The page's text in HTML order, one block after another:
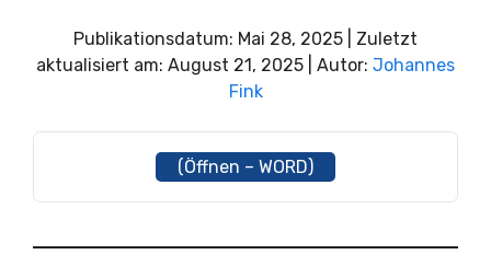
Publikationsdatum: Mai 28, 2025 | Zuletzt
aktualisiert am: August 21, 2025 | Autor: Johannes
Fink
(Öffnen – WORD)